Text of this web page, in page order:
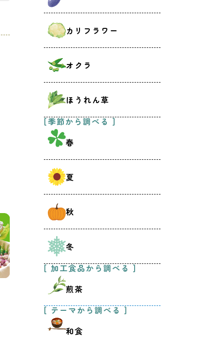
カリフラワー
オクラ
ほうれん草
[季節から調べる ]
春
夏
秋
冬
[ 加工食品から調べる ]
煎茶
[ テーマから調べる ]
和食